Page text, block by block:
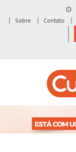
Sobre
Contato